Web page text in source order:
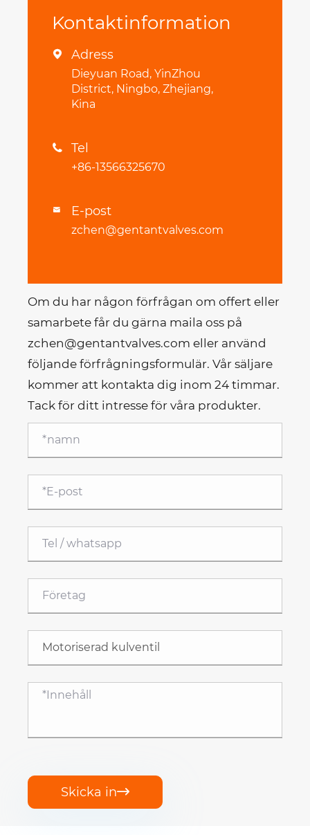
Kontaktinformation
 Adress
Dieyuan Road, YinZhou
District, Ningbo, Zhejiang,
Kina
 Tel
+86-13566325670
 E-post
zchen@gentantvalves.com
Om du har någon förfrågan om offert eller
samarbete får du gärna maila oss på
zchen@gentantvalves.com eller använd
följande förfrågningsformulär. Vår säljare
kommer att kontakta dig inom 24 timmar.
Tack för ditt intresse för våra produkter.
Skicka in